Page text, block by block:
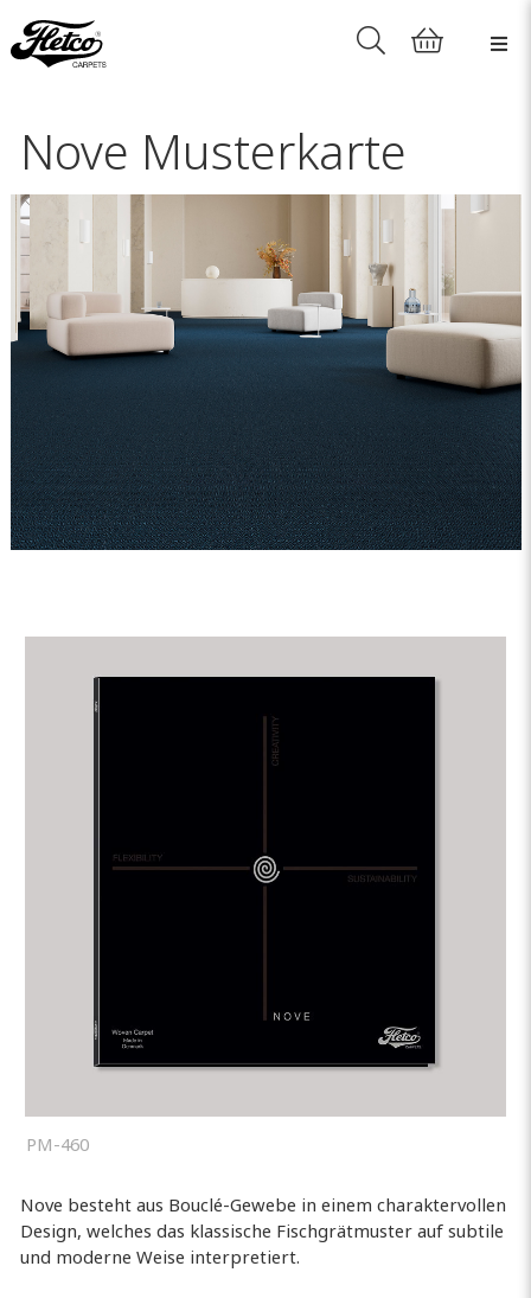
Nove Musterkarte
PM-460
Nove besteht aus Bouclé-Gewebe in einem charaktervollen
Design, welches das klassische Fischgrätmuster auf subtile
und moderne Weise interpretiert.